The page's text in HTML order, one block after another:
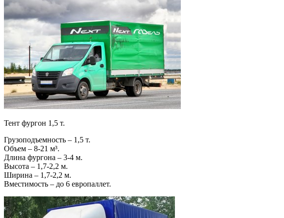
Тент фургон 1,5 т.
Грузоподъемность – 1,5 т.
Объем – 8-21 м³.
Длина фургона – 3-4 м.
Высота – 1,7-2,2 м.
Ширина – 1,7-2,2 м.
Вместимость – до 6 европаллет.